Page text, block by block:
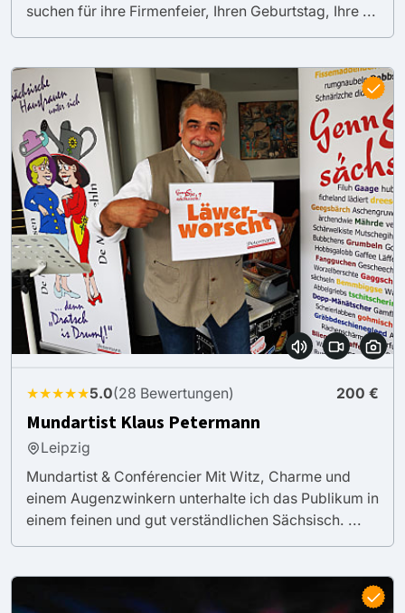
suchen für ihre Firmenfeier, Ihren Geburtstag, Ihre ...
★★★★★5.0(28 Bewertungen) 200 €
Mundartist Klaus Petermann
Leipzig
Mundartist & Conférencier Mit Witz, Charme und
einem Augenzwinkern unterhalte ich das Publikum in
einem feinen und gut verständlichen Sächsisch. ...